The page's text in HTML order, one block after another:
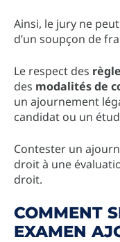
Ainsi, le jury ne
d’un soupçon de
Le respect des
des modalités de
un ajournement
candidat ou un
Contester un
droit à une
droit.
COMMENT
EXAMEN